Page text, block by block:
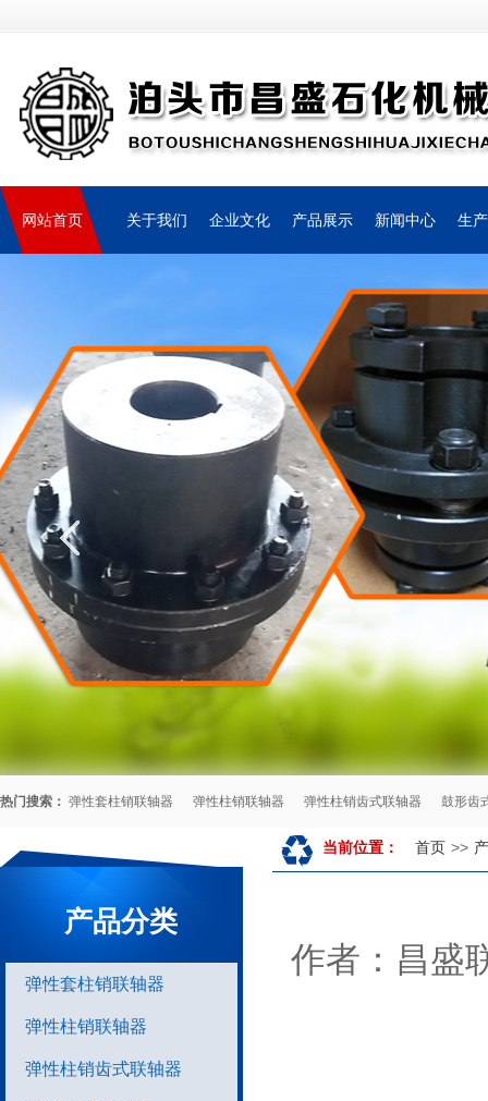
网站首页 关于我们 企业文化 产品展示 新闻中心 生
热门搜索： 弹性套柱销联轴器 弹性柱销联轴器 弹性柱销齿式联轴器 鼓形齿
产品分类
弹性套柱销联轴器
弹性柱销联轴器
弹性柱销齿式联轴器
当前位置： 首页 >>
作者：昌盛